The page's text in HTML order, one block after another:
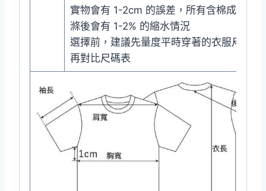
實物會有 1-2cm 的誤差，所有含棉成衣在洗
滌後會有 1-2% 的縮水情況
選擇前，建議先量度平時穿著的衣服尺寸，
再對比尺碼表